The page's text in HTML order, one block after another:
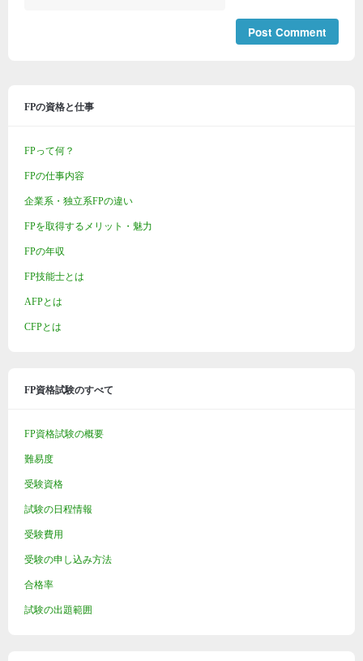
FPの資格と仕事
FPって何？
FPの仕事内容
企業系・独立系FPの違い
FPを取得するメリット・魅力
FPの年収
FP技能士とは
AFPとは
CFPとは
FP資格試験のすべて
FP資格試験の概要
難易度
受験資格
試験の日程情報
受験費用
受験の申し込み方法
合格率
試験の出題範囲